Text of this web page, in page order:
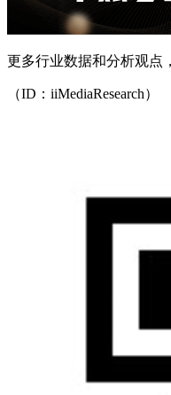
更多行业数据和分析观点
（ID：iiMediaResearch）